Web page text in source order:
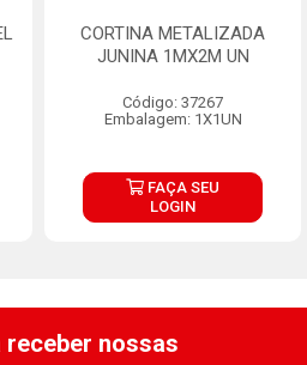
CORTINA METALIZADA
JUNINA 1MX2M UN
Código: 37267
Embalagem: 1X1UN
FAÇA SEU
LOGIN
nossas